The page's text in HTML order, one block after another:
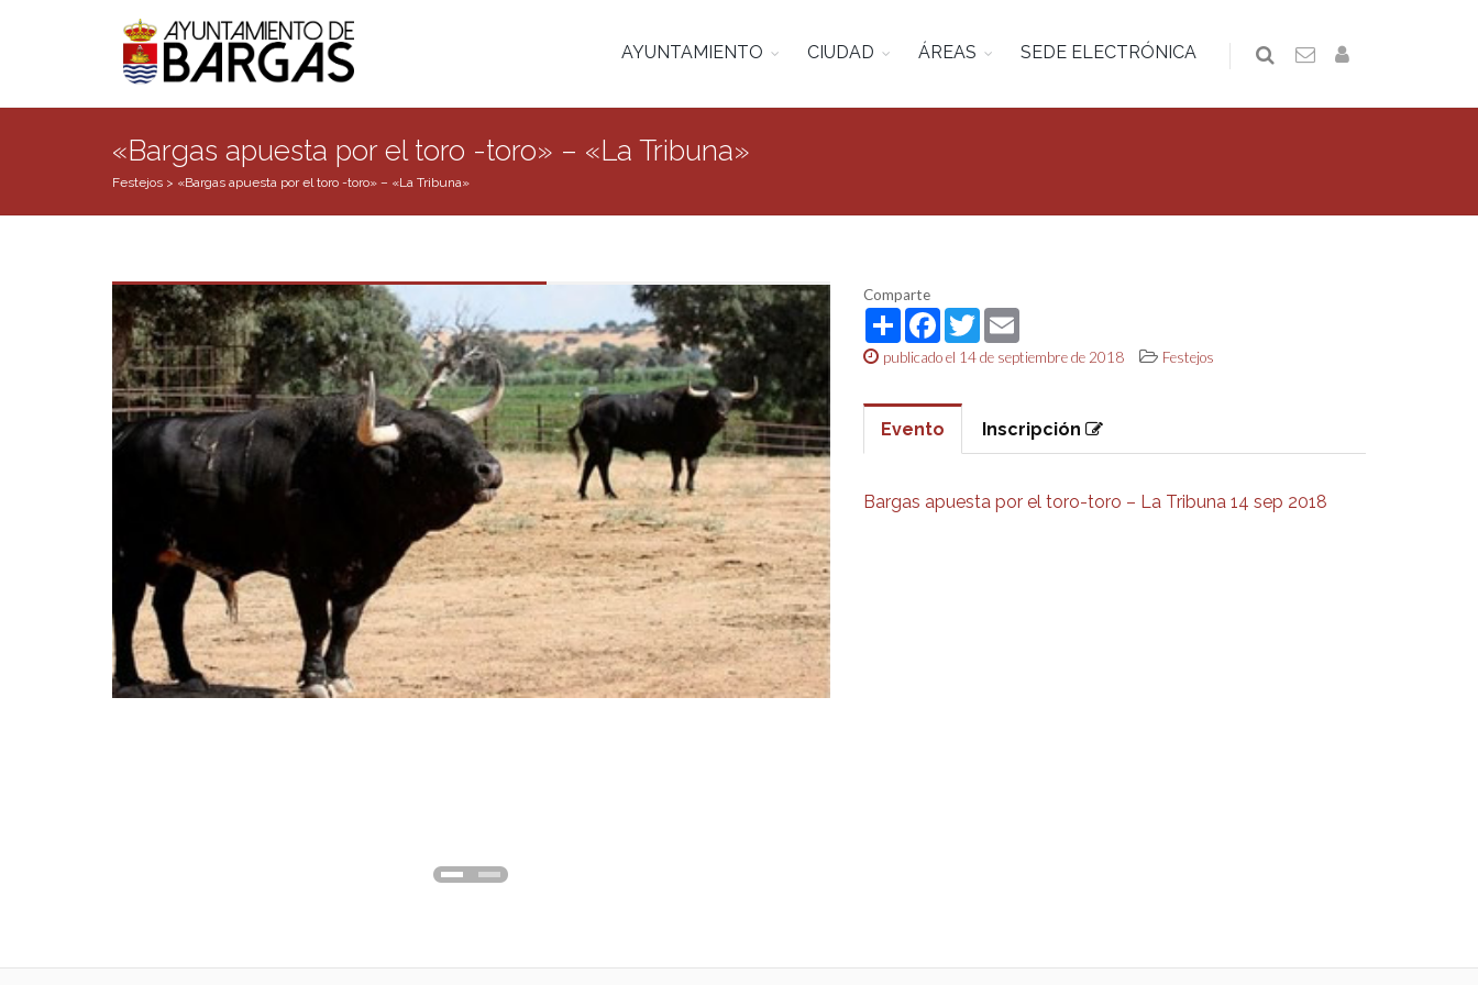
AYUNTAMIENTO CIUDAD ÁREAS SEDE ELECTRÓNICA
«Bargas apuesta por el toro -toro» – «La Tribuna»
Festejos > «Bargas apuesta por el toro -toro» – «La Tribuna»
Comparte
ShareFacebook
TwitterEmail
publicado el 14 de septiembre de 2018 Festejos
Evento Inscripción
Bargas apuesta por el toro-toro – La Tribuna 14 sep 2018